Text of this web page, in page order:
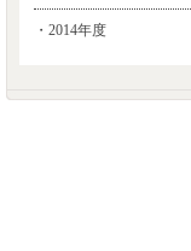
・2014年度